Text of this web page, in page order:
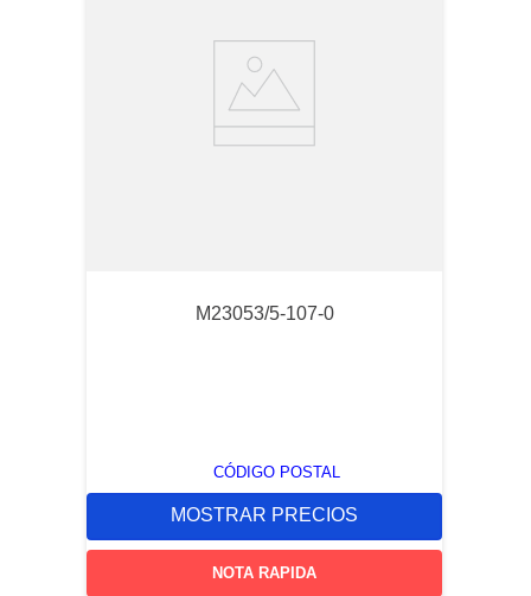
M23053/5-107-0
CÓDIGO POSTAL
MOSTRAR PRECIOS
NOTA RAPIDA